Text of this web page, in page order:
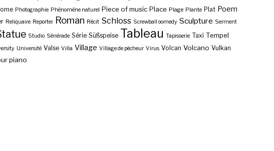
Photographie Phénomène naturel Piece of music Place Plage Plante Plat Poem
Reliquaire Reporter Roman Récit Schloss Screwball oomedy Sculpture Serment
Studio Sénérade Série Süßspeise Tableau Tapisserie Taxi Tempel
Université Valse Villa Village Village de pêcheur Virus Volcan Volcano Vulkan
piano